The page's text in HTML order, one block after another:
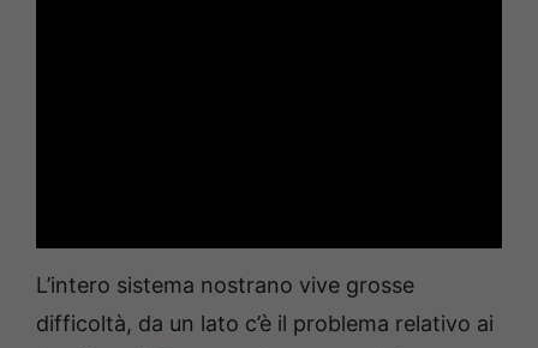
L’intero sistema nostrano vive grosse
difficoltà, da un lato c’è il problema relativo ai